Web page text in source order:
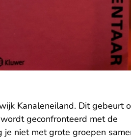
Kanaleneiland. Dit gebeurt
geconfronteerd met de
je niet met grote groepen